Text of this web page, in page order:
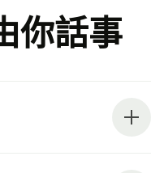
你話事